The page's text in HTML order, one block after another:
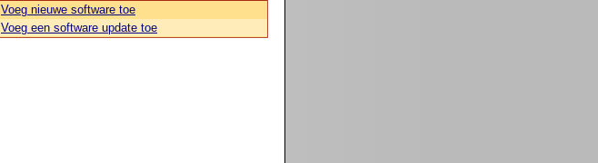
Voeg nieuwe software toe
Voeg een software update toe